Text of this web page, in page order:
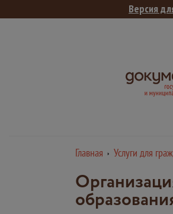
Версия
Главная Услуги для